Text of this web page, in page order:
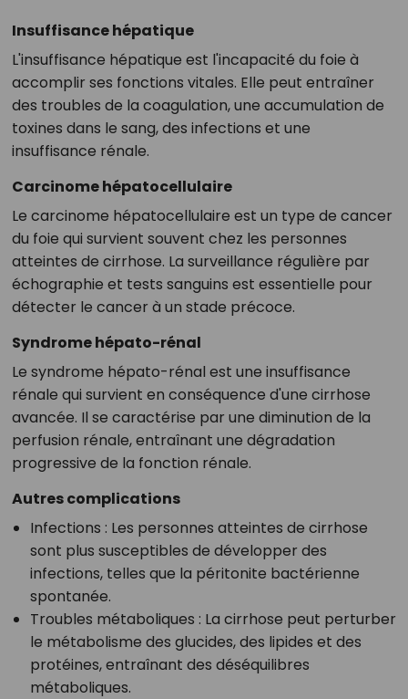
Insuffisance hépatique
L'insuffisance hépatique est l'incapacité du foie à
accomplir ses fonctions vitales. Elle peut entraîner
des troubles de la coagulation, une accumulation de
toxines dans le sang, des infections et une
insuffisance rénale.
Carcinome hépatocellulaire
Le carcinome hépatocellulaire est un type de cancer
du foie qui survient souvent chez les personnes
atteintes de cirrhose. La surveillance régulière par
échographie et tests sanguins est essentielle pour
détecter le cancer à un stade précoce.
Syndrome hépato-rénal
Le syndrome hépato-rénal est une insuffisance
rénale qui survient en conséquence d'une cirrhose
avancée. Il se caractérise par une diminution de la
perfusion rénale, entraînant une dégradation
progressive de la fonction rénale.
Autres complications
Infections : Les personnes atteintes de cirrhose
sont plus susceptibles de développer des
infections, telles que la péritonite bactérienne
spontanée.
Troubles métaboliques : La cirrhose peut perturber
le métabolisme des glucides, des lipides et des
protéines, entraînant des déséquilibres
métaboliques.